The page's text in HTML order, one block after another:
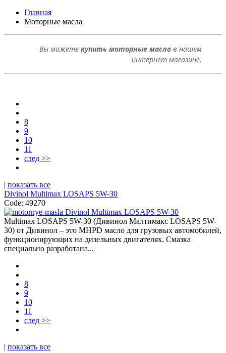
Главная
Моторные масла
Вы можете купить моторные масла в нашем
интернет-магазине.
8
9
10
11
след >>
| показать все
Divinol Multimax LOSAPS 5W-30
Code: 49270
Multimax LOSAPS 5W-30 (Дивинол Малтимакс LOSAPS 5W-
30) от Дивинол – это MHPD масло для грузовых автомобилей,
функционирующих на дизельных двигателях. Смазка
специально разработана...
8
9
10
11
след >>
| показать все